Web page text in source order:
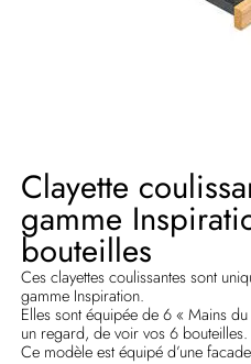
Clayette
gamme
bouteilles
Ces clayettes coulissantes sont
gamme Inspiration.
Elles sont équipée de 6 « Mains
un regard, de voir vos 6 bouteilles.
Ce modèle est équipé d’une